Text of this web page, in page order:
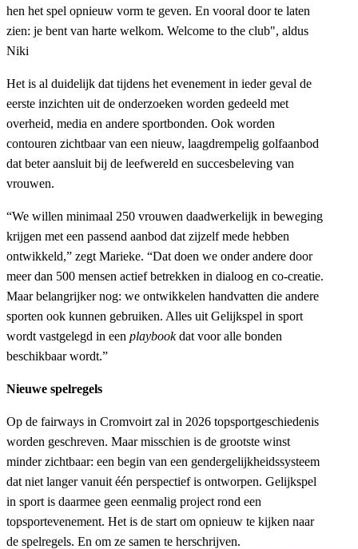
hen het spel opnieuw vorm te geven. En vooral door te laten
zien: je bent van harte welkom. Welcome to the club", aldus
Niki
Het is al duidelijk dat tijdens het evenement in ieder geval de
eerste inzichten uit de onderzoeken worden gedeeld met
overheid, media en andere sportbonden. Ook worden
contouren zichtbaar van een nieuw, laagdrempelig golfaanbod
dat beter aansluit bij de leefwereld en succesbeleving van
vrouwen.
“We willen minimaal 250 vrouwen daadwerkelijk in beweging
krijgen met een passend aanbod dat zijzelf mede hebben
ontwikkeld,” zegt Marieke. “Dat doen we onder andere door
meer dan 500 mensen actief betrekken in dialoog en co-creatie.
Maar belangrijker nog: we ontwikkelen handvatten die andere
sporten ook kunnen gebruiken. Alles uit Gelijkspel in sport
wordt vastgelegd in een playbookdat voor alle bonden
beschikbaar wordt.”
Nieuwe spelregels
Op de fairways in Cromvoirt zal in 2026 topsportgeschiedenis
worden geschreven. Maar misschien is de grootste winst
minder zichtbaar: een begin van een gendergelijkheidssysteem
dat niet langer vanuit één perspectief is ontworpen. Gelijkspel
in sport is daarmee geen eenmalig project rond een
topsportevenement. Het is de start om opnieuw te kijken naar
de spelregels. En om ze samen te herschrijven.